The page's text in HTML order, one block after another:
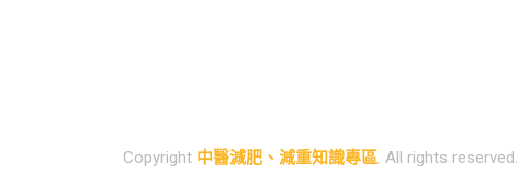
Copyright 中醫減肥、減重知識專區. All rights reserved.